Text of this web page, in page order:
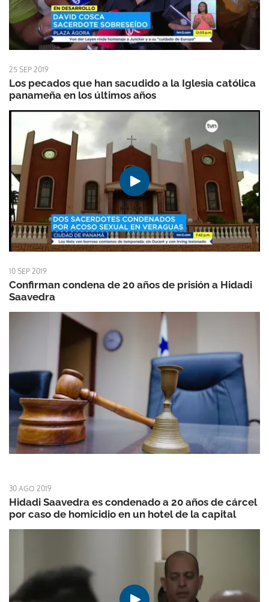
25 SEP 2019
Los pecados que han sacudido a la Iglesia católica
panameña en los últimos años
10 SEP 2019
Confirman condena de 20 años de prisión a Hidadi
Saavedra
30 AGO 2019
Hidadi Saavedra es condenado a 20 años de cárcel
por caso de homicidio en un hotel de la capital